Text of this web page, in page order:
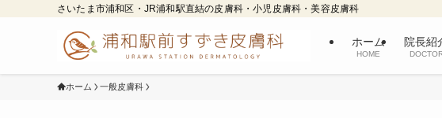
さいたま市浦和区・JR浦和駅直結の皮膚科・小児皮膚科・美容皮膚科
ホーム
HOME
院長紹
ホーム 一般皮膚科